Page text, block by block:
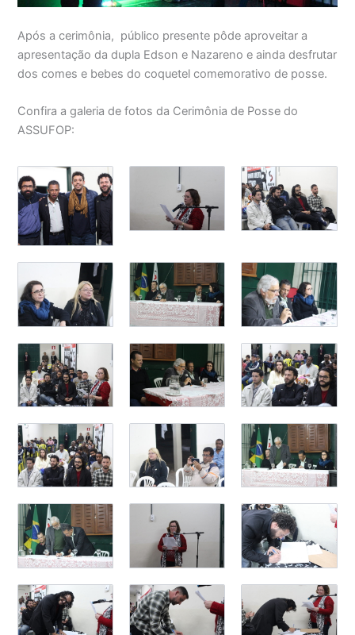
Após a cerimônia, público presente pôde aproveitar a
apresentação da dupla Edson e Nazareno e ainda desfrutar
dos comes e bebes do coquetel comemorativo de posse.
Confira a galeria de fotos da Cerimônia de Posse do
ASSUFOP: